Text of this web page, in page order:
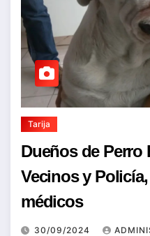
Tarija
Dueños de Perro
Vecinos y
médicos
30/09/2024